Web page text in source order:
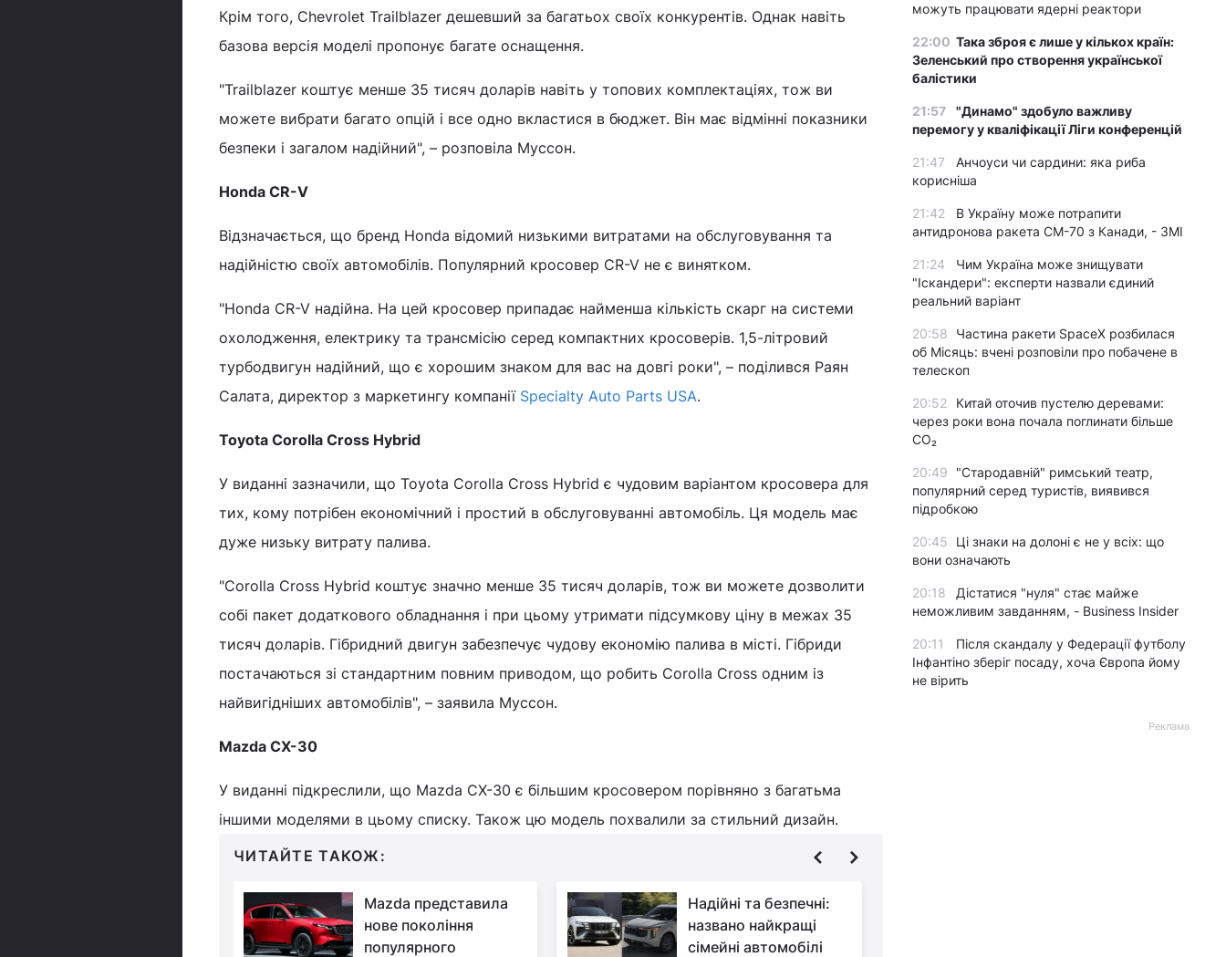
Крім того, Chevrolet Trailblazer дешевший за багатьох своїх конкурентів. Однак навіть
базова версія моделі пропонує багате оснащення.
"Trailblazer коштує менше 35 тисяч доларів навіть у топових комплектаціях, тож ви
можете вибрати багато опцій і все одно вкластися в бюджет. Він має відмінні показники
безпеки і загалом надійний", – розповіла Муссон.
Honda CR-V
Відзначається, що бренд Honda відомий низькими витратами на обслуговування та
надійністю своїх автомобілів. Популярний кросовер CR-V не є винятком.
"Honda CR-V надійна. На цей кросовер припадає найменша кількість скарг на системи
охолодження, електрику та трансмісію серед компактних кросоверів. 1,5-літровий
турбодвигун надійний, що є хорошим знаком для вас на довгі роки", – поділився Раян
Салата, директор з маркетингу компанії Specialty Auto Parts USA.
Toyota Corolla Cross Hybrid
У виданні зазначили, що Toyota Corolla Cross Hybrid є чудовим варіантом кросовера для
тих, кому потрібен економічний і простий в обслуговуванні автомобіль. Ця модель має
дуже низьку витрату палива.
"Corolla Cross Hybrid коштує значно менше 35 тисяч доларів, тож ви можете дозволити
собі пакет додаткового обладнання і при цьому утримати підсумкову ціну в межах 35
тисяч доларів. Гібридний двигун забезпечує чудову економію палива в місті. Гібриди
постачаються зі стандартним повним приводом, що робить Corolla Cross одним із
найвигідніших автомобілів", – заявила Муссон.
Mazda CX-30
У виданні підкреслили, що Mazda CX-30 є більшим кросовером порівняно з багатьма
іншими моделями в цьому списку. Також цю модель похвалили за стильний дизайн.
ЧИТАЙТЕ ТАКОЖ:
Mazda представила
нове покоління
популярного
Надійні та безпечні:
названо найкращі
сімейні автомобілі
можуть працювати ядерні реактори
22:00 Така зброя є лише у кількох країн:
Зеленський про створення української
балістики
21:57
"Динамо" здобуло важливу
перемогу у кваліфікації Ліги конференцій
21:47
Анчоуси чи сардини: яка риба
корисніша
21:42
В Україну може потрапити
антидронова ракета CM-70 з Канади, - ЗМІ
21:24
Чим Україна може знищувати
"Іскандери": експерти назвали єдиний
реальний варіант
20:58
Частина ракети SpaceX розбилася
об Місяць: вчені розповіли про побачене в
телескоп
20:52
Китай оточив пустелю деревами:
через роки вона почала поглинати більше
CO₂
20:49
"Стародавній" римський театр,
популярний серед туристів, виявився
підробкою
20:45
Ці знаки на долоні є не у всіх: що
вони означають
20:18
Дістатися "нуля" стає майже
неможливим завданням, - Business Insider
20:11
Після скандалу у Федерації футболу
Інфантіно зберіг посаду, хоча Європа йому
не вірить
Реклама